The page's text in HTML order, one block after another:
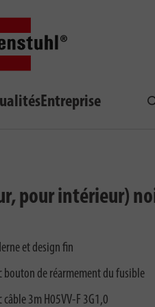
Entreprise
pour intérieur)
et design fin
bouton de réarmement du fusible
câble 3m H05VV-F 3G1,0